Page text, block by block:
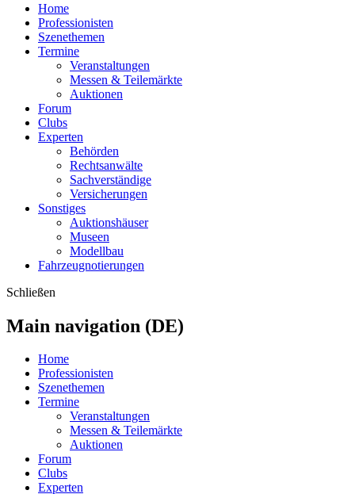
Home
Professionisten
Szenethemen
Termine
Veranstaltungen
Messen & Teilemärkte
Auktionen
Forum
Clubs
Experten
Behörden
Rechtsanwälte
Sachverständige
Versicherungen
Sonstiges
Auktionshäuser
Museen
Modellbau
Fahrzeugnotierungen
Schließen
Main navigation (DE)
Home
Professionisten
Szenethemen
Termine
Veranstaltungen
Messen & Teilemärkte
Auktionen
Forum
Clubs
Experten